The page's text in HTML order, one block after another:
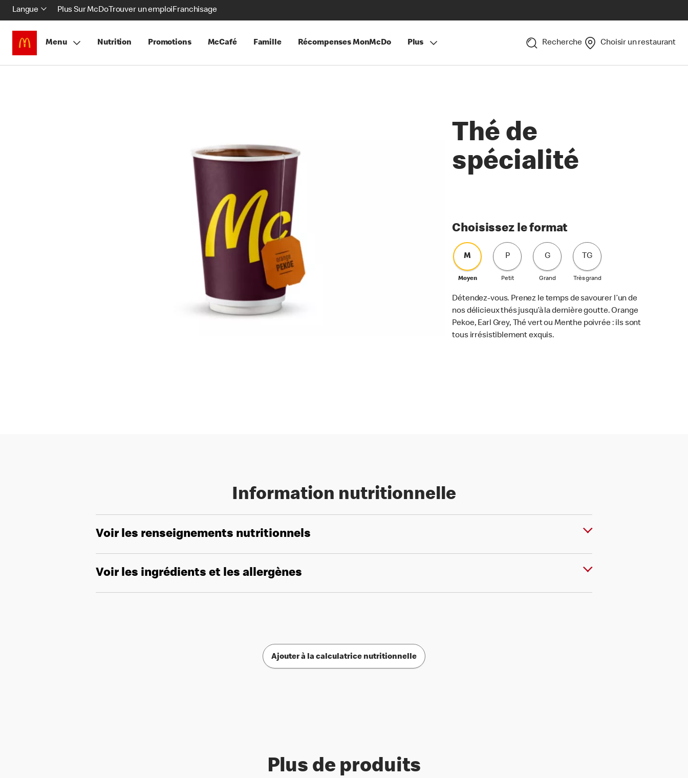
Langue Plus Sur McDoTrouver un emploiFranchisage
Menu Nutrition Promotions McCafé Famille Récompenses MonMcDo Plus Recherche Choisir un restaurant
Thé de
spécialité
Choisissez le format
M
Moyen
P
Petit
G
Grand
TG
Très grand
Détendez-vous. Prenez le temps de savourer l’un de
nos délicieux thés jusqu’à la dernière goutte. Orange
Pekoe, Earl Grey, Thé vert ou Menthe poivrée : ils sont
tous irrésistiblement exquis.
Information nutritionnelle
Voir les renseignements nutritionnels
Voir les ingrédients et les allergènes
Ajouter à la calculatrice nutritionnelle
Plus de produits